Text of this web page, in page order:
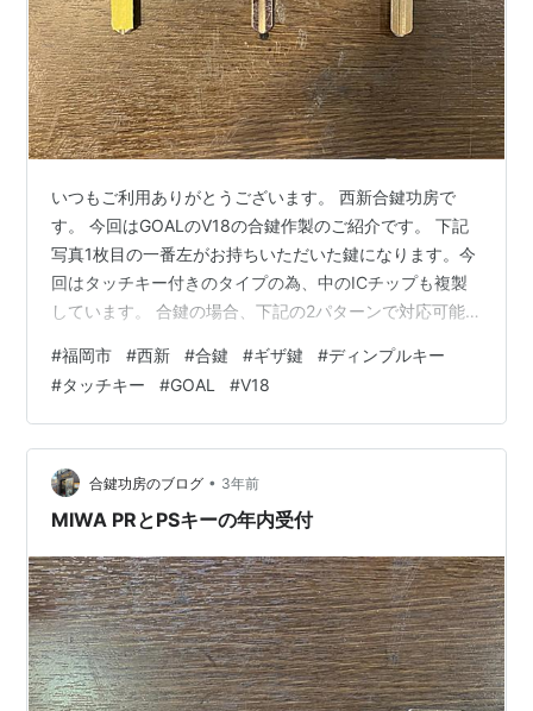
いつもご利用ありがとうございます。 西新合鍵功房で
す。 今回はGOALのV18の合鍵作製のご紹介です。 下記
写真1枚目の一番左がお持ちいただいた鍵になります。今
回はタッチキー付きのタイプの為、中のICチップも複製
しています。 合鍵の場合、下記の2パターンで対応可能
り寄せることも出来ますが、メーカー発注の為納期を約1
か月程いただいております。 お急ぎの場合、合鍵であれ
ば当店で作製出来ますので当日お渡しが可能です。 こち
らの鍵は当店ではかなり作製頻度が高く、在庫は常にあ
りますので、合鍵ご希望の方は是非当店にご相談下さ
い。 西新合鍵功房 福岡市…
#福岡市 #西新 #合鍵 #ギザ鍵 #ディンプルキー
#タッチキー #GOAL #V18
合鍵功房のブログ • 3年前
MIWA PRとPSキーの年内受付